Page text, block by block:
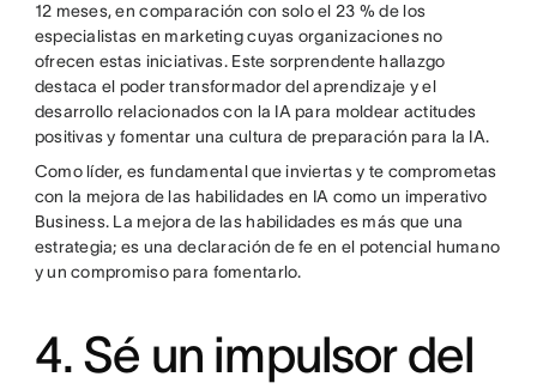
12 meses, en comparación con solo el 23 % de los
especialistas en marketing cuyas organizaciones no
ofrecen estas iniciativas. Este sorprendente hallazgo
destaca el poder transformador del aprendizaje y el
desarrollo relacionados con la IA para moldear actitudes
positivas y fomentar una cultura de preparación para la IA.
Como líder, es fundamental que inviertas y te comprometas
con la mejora de las habilidades en IA como un imperativo
Business. La mejora de las habilidades es más que una
estrategia; es una declaración de fe en el potencial humano
y un compromiso para fomentarlo.
4. Sé un impulsor del